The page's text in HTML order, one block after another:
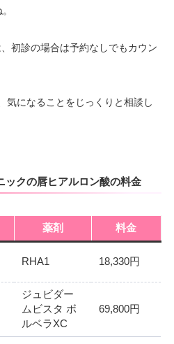
初診の場合は予約なしでもカウン
気になることをじっくりと相談し
ックの唇ヒアルロン酸の料金
薬剤 料金
RHA1 18,330円
ジュビダー
ムビスタ ボ
ルベラXC
69,800円